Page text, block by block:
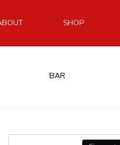
SHOP
BAR